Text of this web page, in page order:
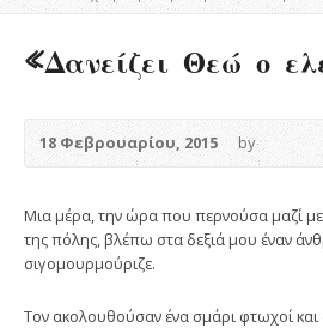
«Δανείζει Θεώ ο
18 Φεβρουαρίου, 2015 by
Μια μέρα, την ώρα που περνούσα μαζί
της πόλης, βλέπω στα δεξιά μου έναν
σιγομουρμούριζε.
Τον ακολουθούσαν ένα σμάρι φτωχοί και